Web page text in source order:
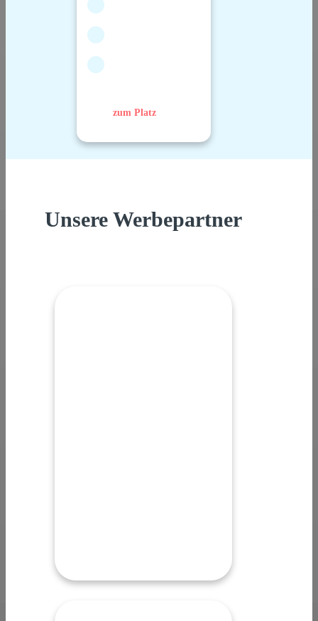
zum Platz
Unsere Werbepartner